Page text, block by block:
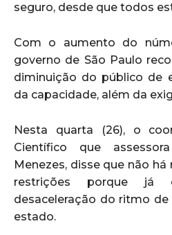
seguro, desde que todos
Com o aumento do
governo de São Paulo
diminuição do público de
da capacidade, além da
Nesta quarta (26), o
Científico que
Menezes, disse que não
restrições porque já
desaceleração do ritmo
estado.